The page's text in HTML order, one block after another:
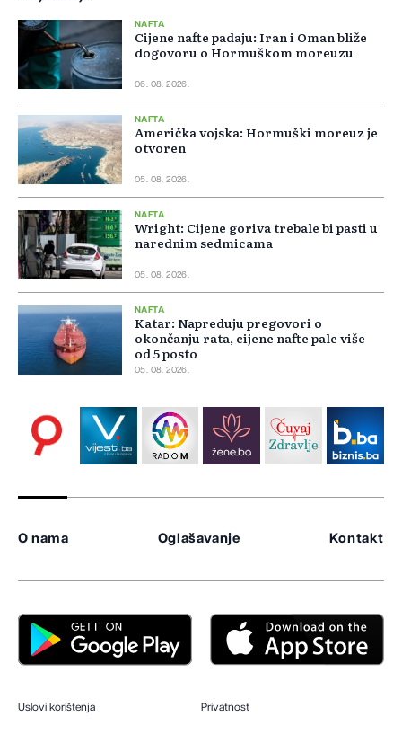
NAFTA
Cijene nafte padaju: Iran i Oman bliže
dogovoru o Hormuškom moreuzu
06. 08. 2026.
NAFTA
Američka vojska: Hormuški moreuz je
otvoren
05. 08. 2026.
NAFTA
Wright: Cijene goriva trebale bi pasti u
narednim sedmicama
05. 08. 2026.
NAFTA
Katar: Napreduju pregovori o
okončanju rata, cijene nafte pale više
od 5 posto
05. 08. 2026.
O nama Oglašavanje Kontakt
Uslovi korištenja Privatnost